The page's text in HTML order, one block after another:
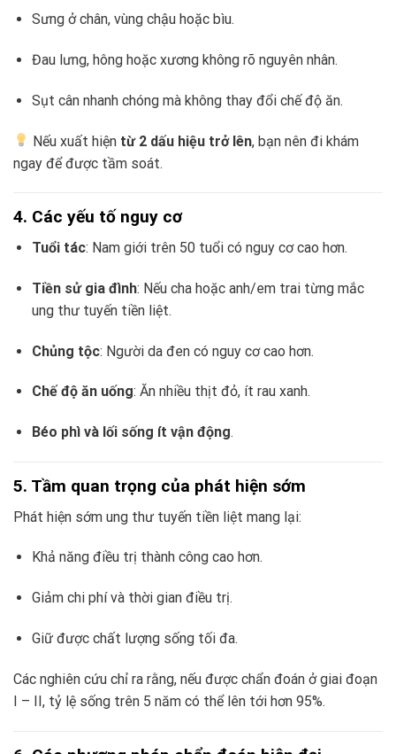
Sưng ở chân, vùng chậu hoặc bìu.
Đau lưng, hông hoặc xương không rõ nguyên nhân.
Sụt cân nhanh chóng mà không thay đổi chế độ ăn.
Nếu xuất hiện từ 2 dấu hiệu trở lên, bạn nên đi khám
ngay để được tầm soát.
4. Các yếu tố nguy cơ
Tuổi tác: Nam giới trên 50 tuổi có nguy cơ cao hơn.
Tiền sử gia đình: Nếu cha hoặc anh/em trai từng mắc
ung thư tuyến tiền liệt.
Chủng tộc: Người da đen có nguy cơ cao hơn.
Chế độ ăn uống: Ăn nhiều thịt đỏ, ít rau xanh.
Béo phì và lối sống ít vận động.
5. Tầm quan trọng của phát hiện sớm
Phát hiện sớm ung thư tuyến tiền liệt mang lại:
Khả năng điều trị thành công cao hơn.
Giảm chi phí và thời gian điều trị.
Giữ được chất lượng sống tối đa.
Các nghiên cứu chỉ ra rằng, nếu được chẩn đoán ở giai đoạn
I – II, tỷ lệ sống trên 5 năm có thể lên tới hơn 95%.